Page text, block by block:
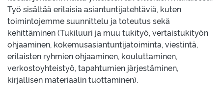
Työ sisältää erilaisia asiantuntijatehtäviä, kuten
toimintojemme suunnittelu ja toteutus sekä
kehittäminen (Tukiluuri ja muu tukityö, vertaistukityön
ohjaaminen, kokemusasiantuntijatoiminta, viestintä,
erilaisten ryhmien ohjaaminen, kouluttaminen,
verkostoyhteistyö, tapahtumien järjestäminen,
kirjallisen materiaalin tuottaminen).